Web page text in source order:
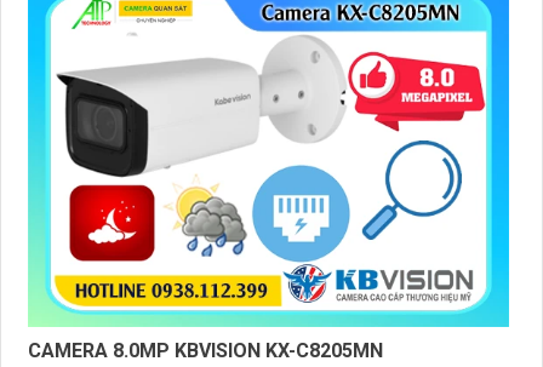
CAMERA 8.0MP KBVISION KX-C8205MN